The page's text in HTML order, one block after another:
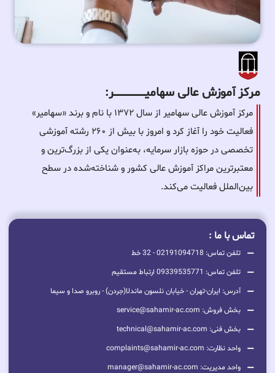
مرکز آموزش عالی سهامیـــــــــــــــــــــــــر:
مرکز آموزش عالی سهامیر از سال ۱۳۷۲ با نام و برند «سهامیر»
فعالیت خود را آغاز کرد و امروز با بیش از ۲۶۰ رشته آموزشی
تخصصی در حوزه بازار سرمایه، به‌عنوان یکی از بزرگ‌ترین و
معتبرترین مراکز آموزش عالی کشور و شناخته‌شده در سطح
بین‌الملل فعالیت می‌کند.
تماس با ما :
تلفن تماس: 02191094718 - 32 خط
تلفن تماس: 09339535771 ارتباط مستقیم
آدرس: ایران-تهران - خیابان نلسون ماندلا(جردن) - روبرو صدا و سیما
بخش فروش: service@sahamir-ac.com
بخش فنی: technical@sahamir-ac.com
واحد نظارت: complaints@sahamir-ac.com
واحد مدیریت: manager@sahamir-ac.com